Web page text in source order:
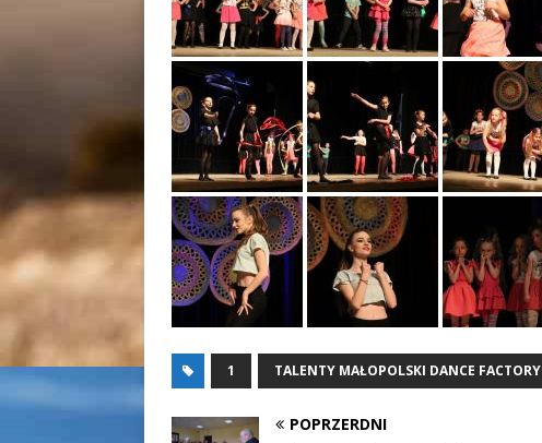
1 TALENTY MAŁOPOLSKI DANCE FACTORY
POPRZERDNI